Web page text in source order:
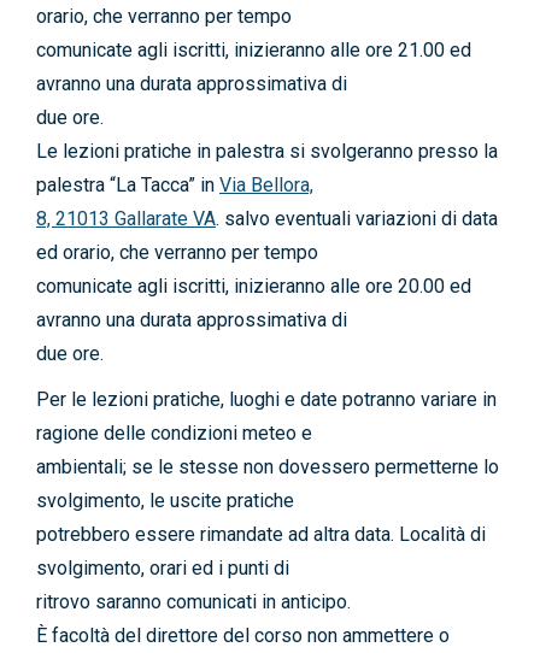
orario, che verranno per tempo
comunicate agli iscritti, inizieranno alle ore 21.00 ed
avranno una durata approssimativa di
due ore.
Le lezioni pratiche in palestra si svolgeranno presso la
palestra “La Tacca” in Via Bellora,
8, 21013 Gallarate VA. salvo eventuali variazioni di data
ed orario, che verranno per tempo
comunicate agli iscritti, inizieranno alle ore 20.00 ed
avranno una durata approssimativa di
due ore.
Per le lezioni pratiche, luoghi e date potranno variare in
ragione delle condizioni meteo e
ambientali; se le stesse non dovessero permetterne lo
svolgimento, le uscite pratiche
potrebbero essere rimandate ad altra data. Località di
svolgimento, orari ed i punti di
ritrovo saranno comunicati in anticipo.
È facoltà del direttore del corso non ammettere o